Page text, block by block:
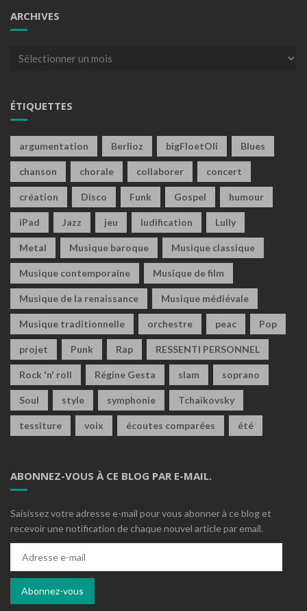
ARCHIVES
Archives
ÉTIQUETTES
argumentation Berlioz bigFloetOli Blues
chanson chorale collaborer concert
création Disco Funk Gospel humour
iPad Jazz jeu ludification Lully
Metal Musique baroque Musique classique
Musique contemporaine Musique de film
Musique de la renaissance Musique médiévale
Musique traditionnelle orchestre peac Pop
projet Punk Rap RESSENTI PERSONNEL
Rock 'n' roll Régine Gesta slam soprano
Soul style symphonie Tchaïkovsky
tessiture voix écoutes comparées été
ABONNEZ-VOUS À CE BLOG PAR E-MAIL.
Saisissez votre adresse e-mail pour vous abonner à ce blog et
recevoir une notification de chaque nouvel article par email.
mail
Abonnez-vous